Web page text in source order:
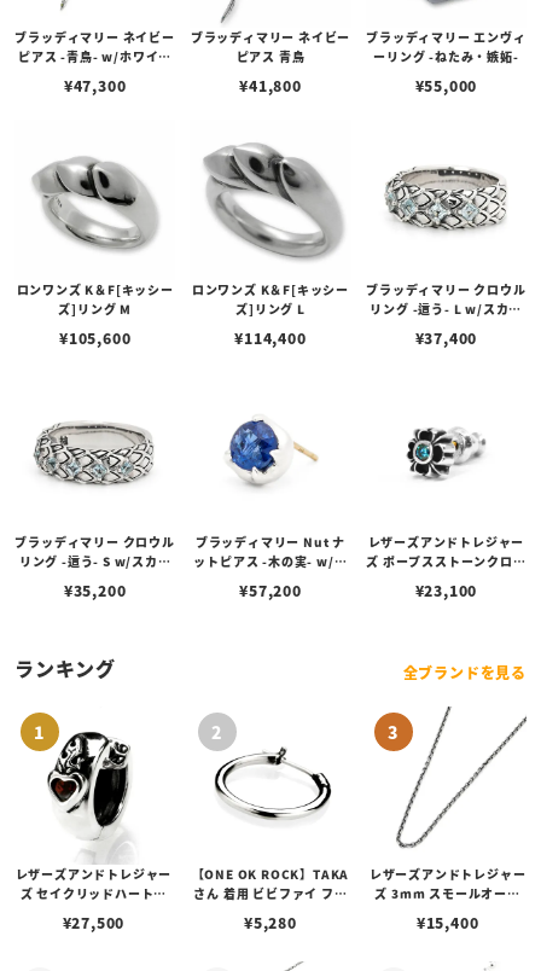
ブラッディマリー ネイビー
ピアス -青鳥- w/ホワイト
ーンダイヤモンド
¥47,300
ブラッディマリー ネイビー
ピアス 青鳥
¥41,800
ブラッディマリー エンヴィ
ーリング -ねたみ・嫉妬-
¥55,000
ロンワンズ K＆F[キッシー
ズ]リング M
¥105,600
ロンワンズ K＆F[キッシー
ズ]リング L
¥114,400
ブラッディマリー クロウル
リング -這う- L w/スカイ
¥37,400
ブラッディマリー クロウル
リング -這う- S w/スカイ
¥35,200
ブラッディマリー Nut ナ
ットピアス -木の実- w/カ
¥57,200
レザーズアンドトレジャー
ズ ポープスストーンクロス
ンド
¥23,100
ランキング 全ブランドを見る
レザーズアンドトレジャー
ズ セイクリッドハートピ
¥27,500
【ONE OK ROCK】TAKA
さん 着用 ビビファイ フー
¥5,280
レザーズアンドトレジャー
ズ 3mm スモールオーバ
ブスタークラスプ＆LTロ
¥15,400